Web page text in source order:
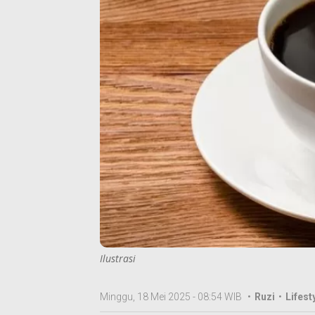
Ilustrasi
Minggu, 18 Mei 2025 - 08:54 WIB • Ruzi •